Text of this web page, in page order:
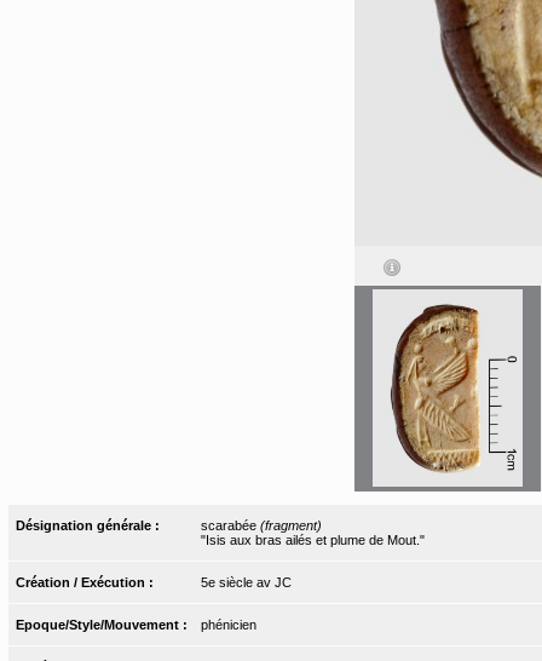
Désignation générale : scarabée (fragment)
"Isis aux bras ailés et plume de Mout."
Création / Exécution : 5e siècle av JC
Epoque/Style/Mouvement : phénicien